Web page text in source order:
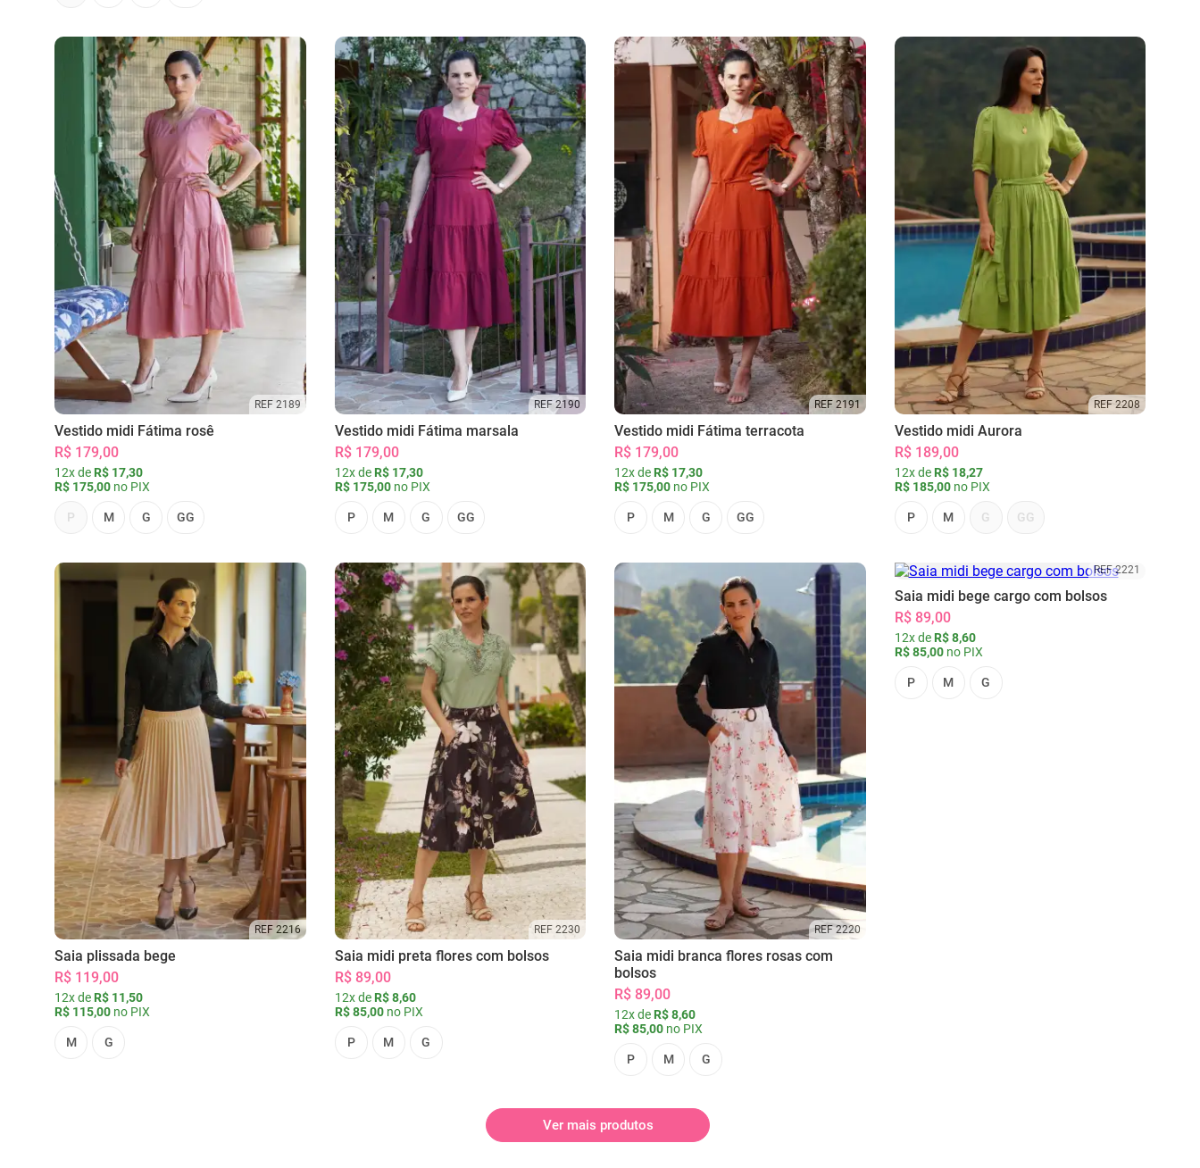
REF 2189
Vestido midi Fátima rosê
R$ 179,00
12x de R$ 17,30
R$ 175,00 no PIX
P M G GG
REF 2190
Vestido midi Fátima marsala
R$ 179,00
12x de R$ 17,30
R$ 175,00no PIX
P M G GG
REF 2191
Vestido midi Fátima terracota
R$ 179,00
12x de R$ 17,30
R$ 175,00 no PIX
P M G GG
REF 2208
Vestido midi Aurora
R$ 189,00
12x de R$ 18,27
R$ 185,00no PIX
P M G GG
REF 2216
Saia plissada bege
R$ 119,00
12x de R$ 11,50
R$ 115,00 no PIX
M G
REF 2230
Saia midi preta flores com bolsos
R$ 89,00
12x de R$ 8,60
R$ 85,00no PIX
P M G
REF 2220
Saia midi branca flores rosas com
bolsos
R$ 89,00
12x de R$ 8,60
R$ 85,00 no PIX
P M G
REF 2221
Saia midi bege cargo com bolsos
R$ 89,00
12x de R$ 8,60
R$ 85,00no PIX
P M G
Ver mais produtos